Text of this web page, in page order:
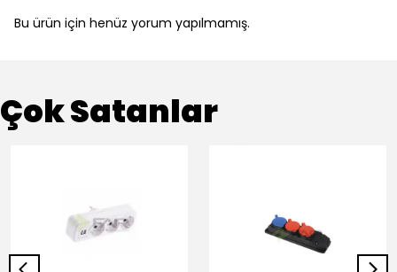
Bu ürün için henüz yorum yapılmamış.
Çok Satanlar